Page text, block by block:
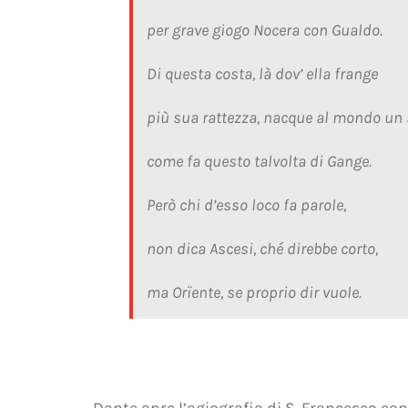
per grave giogo Nocera con Gualdo.
Di questa costa, là dov’ ella frange
più sua rattezza, nacque al mondo un
come fa questo talvolta di Gange.
Però chi d’esso loco fa parole,
non dica Ascesi, ché direbbe corto,
ma Orïente, se proprio dir vuole.